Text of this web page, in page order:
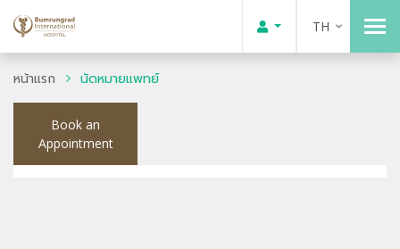
TH
หน้าแรก นัดหมายแพทย์
Book an
Appointment